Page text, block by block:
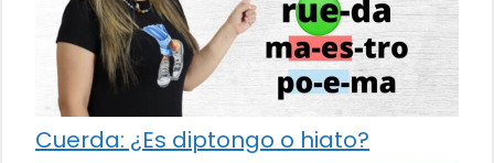
Cuerda: ¿Es diptongo o hiato?